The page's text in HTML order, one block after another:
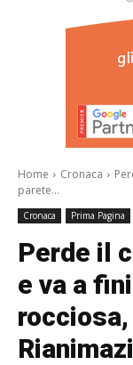
Home
Cronaca
parete...
Cronaca Prima Pagina
Perde il
e va a